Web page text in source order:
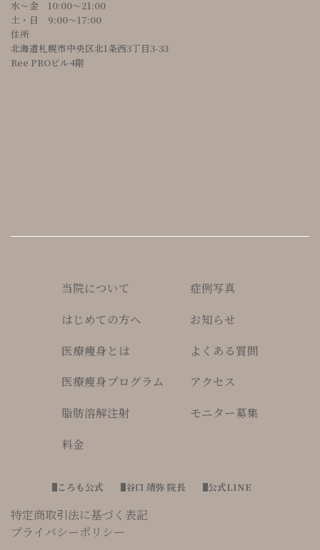
水～金 10:00〜21:00
土・日 9:00〜17:00
住所
北海道札幌市中央区北1条西3丁目3-33
Ree PROビル4階
当院について
症例写真
はじめての方へ
お知らせ
医療痩身とは
よくある質問
医療瘦身プログラム
アクセス
脂肪溶解注射
モニター募集
料金
ころも公式 谷口 靖弥 院長 公式LINE
特定商取引法に基づく表記
プライバシーポリシー